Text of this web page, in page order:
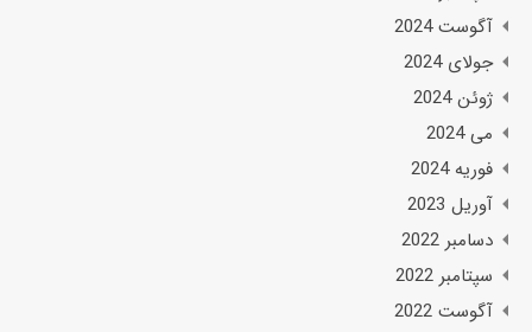
آگوست 2024
جولای 2024
ژوئن 2024
می 2024
فوریه 2024
آوریل 2023
دسامبر 2022
سپتامبر 2022
آگوست 2022